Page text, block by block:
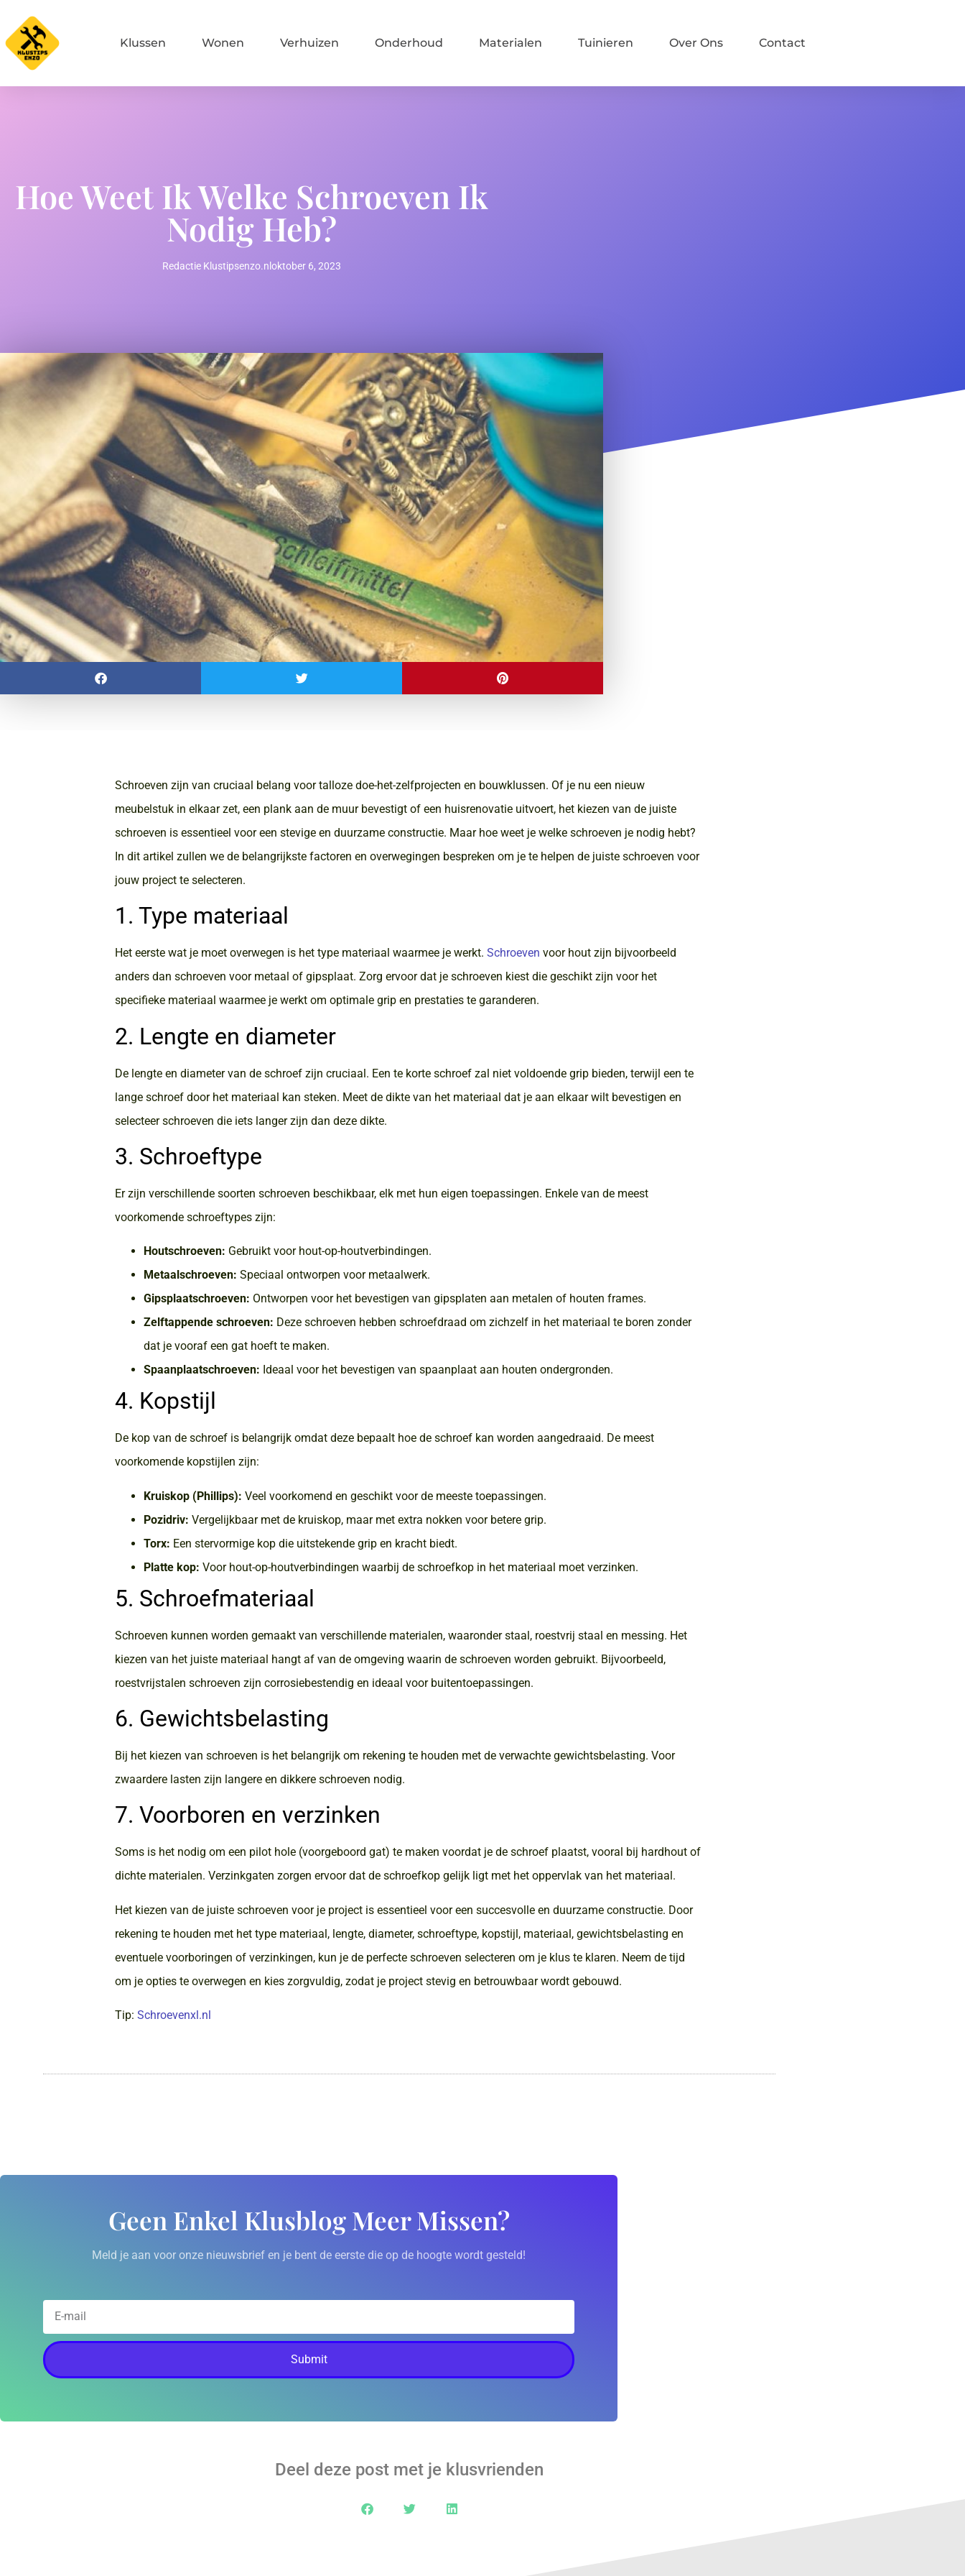
Klussen Wonen Verhuizen Onderhoud Materialen Tuinieren Over Ons Contact
Hoe Weet Ik Welke Schroeven Ik
Nodig Heb?
Redactie Klustipsenzo.nl oktober 6, 2023
Schroeven zijn van cruciaal belang voor talloze doe-het-zelfprojecten en bouwklussen. Of je nu een nieuw
meubelstuk in elkaar zet, een plank aan de muur bevestigt of een huisrenovatie uitvoert, het kiezen van de juiste
schroeven is essentieel voor een stevige en duurzame constructie. Maar hoe weet je welke schroeven je nodig hebt?
In dit artikel zullen we de belangrijkste factoren en overwegingen bespreken om je te helpen de juiste schroeven voor
jouw project te selecteren.
1. Type materiaal
Het eerste wat je moet overwegen is het type materiaal waarmee je werkt. Schroeven voor hout zijn bijvoorbeeld
anders dan schroeven voor metaal of gipsplaat. Zorg ervoor dat je schroeven kiest die geschikt zijn voor het
specifieke materiaal waarmee je werkt om optimale grip en prestaties te garanderen.
2. Lengte en diameter
De lengte en diameter van de schroef zijn cruciaal. Een te korte schroef zal niet voldoende grip bieden, terwijl een te
lange schroef door het materiaal kan steken. Meet de dikte van het materiaal dat je aan elkaar wilt bevestigen en
selecteer schroeven die iets langer zijn dan deze dikte.
3. Schroeftype
Er zijn verschillende soorten schroeven beschikbaar, elk met hun eigen toepassingen. Enkele van de meest
voorkomende schroeftypes zijn:
Houtschroeven: Gebruikt voor hout-op-houtverbindingen.
Metaalschroeven: Speciaal ontworpen voor metaalwerk.
Gipsplaatschroeven: Ontworpen voor het bevestigen van gipsplaten aan metalen of houten frames.
Zelftappende schroeven: Deze schroeven hebben schroefdraad om zichzelf in het materiaal te boren zonder
dat je vooraf een gat hoeft te maken.
Spaanplaatschroeven: Ideaal voor het bevestigen van spaanplaat aan houten ondergronden.
4. Kopstijl
De kop van de schroef is belangrijk omdat deze bepaalt hoe de schroef kan worden aangedraaid. De meest
voorkomende kopstijlen zijn:
Kruiskop (Phillips): Veel voorkomend en geschikt voor de meeste toepassingen.
Pozidriv: Vergelijkbaar met de kruiskop, maar met extra nokken voor betere grip.
Torx: Een stervormige kop die uitstekende grip en kracht biedt.
Platte kop: Voor hout-op-houtverbindingen waarbij de schroefkop in het materiaal moet verzinken.
5. Schroefmateriaal
Schroeven kunnen worden gemaakt van verschillende materialen, waaronder staal, roestvrij staal en messing. Het
kiezen van het juiste materiaal hangt af van de omgeving waarin de schroeven worden gebruikt. Bijvoorbeeld,
roestvrijstalen schroeven zijn corrosiebestendig en ideaal voor buitentoepassingen.
6. Gewichtsbelasting
Bij het kiezen van schroeven is het belangrijk om rekening te houden met de verwachte gewichtsbelasting. Voor
zwaardere lasten zijn langere en dikkere schroeven nodig.
7. Voorboren en verzinken
Soms is het nodig om een pilot hole (voorgeboord gat) te maken voordat je de schroef plaatst, vooral bij hardhout of
dichte materialen. Verzinkgaten zorgen ervoor dat de schroefkop gelijk ligt met het oppervlak van het materiaal.
Het kiezen van de juiste schroeven voor je project is essentieel voor een succesvolle en duurzame constructie. Door
rekening te houden met het type materiaal, lengte, diameter, schroeftype, kopstijl, materiaal, gewichtsbelasting en
eventuele voorboringen of verzinkingen, kun je de perfecte schroeven selecteren om je klus te klaren. Neem de tijd
om je opties te overwegen en kies zorgvuldig, zodat je project stevig en betrouwbaar wordt gebouwd.
Tip: Schroevenxl.nl
Geen Enkel Klusblog Meer Missen?
Meld je aan voor onze nieuwsbrief en je bent de eerste die op de hoogte wordt gesteld!
Submit
Deel deze post met je klusvrienden